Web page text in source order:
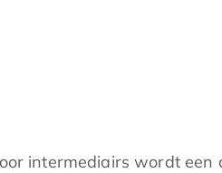
intermediairs wordt